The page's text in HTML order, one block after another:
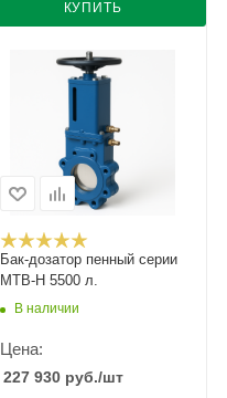
КУПИТЬ
Бак-дозатор пенный серии
MTB-H 5500 л.
В наличии
Цена:
227 930 руб./шт